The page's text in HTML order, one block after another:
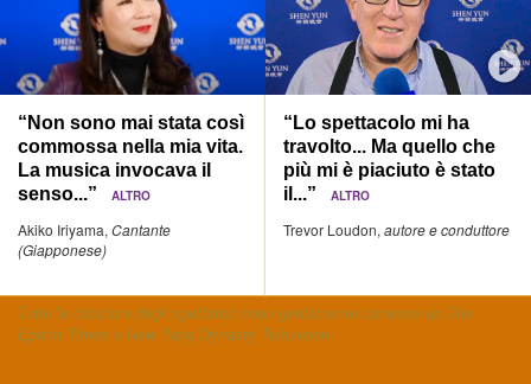
“Non sono mai stata così
commossa nella mia vita.
La musica invocava il
senso...”
ALTRO
Akiko Iriyama, Cantante
(Giapponese)
“Lo spettacolo mi ha
travolto... Ma quello che
più mi è piaciuto è stato
il...”ALTRO
Trevor Loudon,autore e conduttore
Tutte le citazioni degli spettatori sono gentilmente conesse da The
Epoch Times e New Tang Dynasty Television.